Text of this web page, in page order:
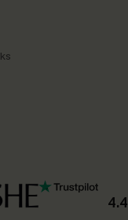
4.4